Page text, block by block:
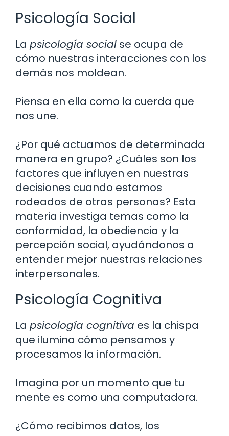
Psicología Social
La psicología social se ocupa de
cómo nuestras interacciones con los
demás nos moldean.
Piensa en ella como la cuerda que
nos une.
¿Por qué actuamos de determinada
manera en grupo? ¿Cuáles son los
factores que influyen en nuestras
decisiones cuando estamos
rodeados de otras personas? Esta
materia investiga temas como la
conformidad, la obediencia y la
percepción social, ayudándonos a
entender mejor nuestras relaciones
interpersonales.
Psicología Cognitiva
La psicología cognitiva es la chispa
que ilumina cómo pensamos y
procesamos la información.
Imagina por un momento que tu
mente es como una computadora.
¿Cómo recibimos datos, los